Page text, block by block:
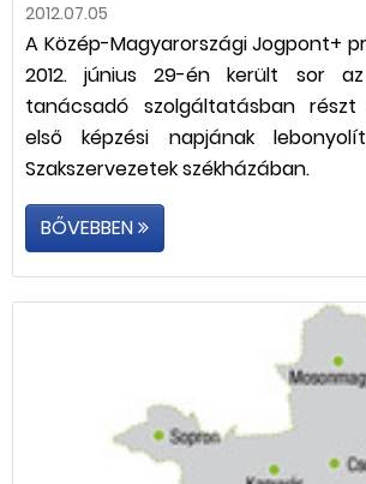
2012.07.05
A Közép-Magyarországi Jogpont+
2012. június 29-én került sor
tanácsadó szolgáltatásban
első képzési napjának
Szakszervezetek székházában.
BŐVEBBEN